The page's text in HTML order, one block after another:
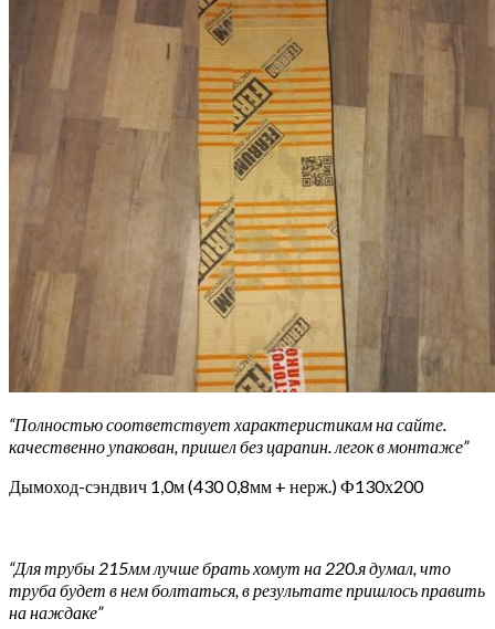
“Полностью соответствует характеристикам на сайте.
качественно упакован, пришел без царапин. легок в монтаже”
Дымоход-сэндвич 1,0м (430 0,8мм + нерж.) Ф130х200
“Для трубы 215мм лучше брать хомут на 220.я думал, что
труба будет в нем болтаться, в результате пришлось править
на наждаке”